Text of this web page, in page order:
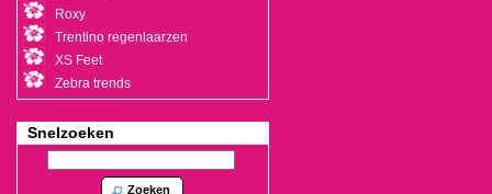
Roxy
Trentino regenlaarzen
XS Feet
Zebra trends
Snelzoeken
Zoeken